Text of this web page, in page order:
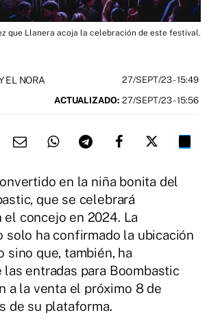
que Llanera acoja la celebración de este festival.
EL NORA 27/SEPT/23- 15:49
ACTUALIZADO: 27/SEPT/23 - 15:56
en la niña bonita del
que se celebrará
el concejo en 2024. La
solo ha confirmado la ubicación
sino que, también, ha
las entradas para Boombastic
a la venta el próximo 8 de
de su plataforma.